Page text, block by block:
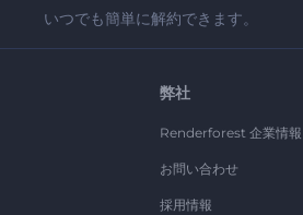
いつでも簡単に解約できます。
弊社
Renderforest 企業情報
お問い合わせ
採用情報